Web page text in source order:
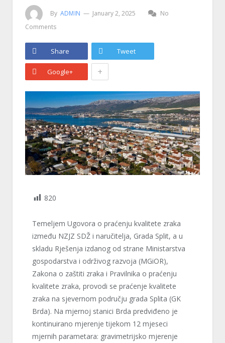
By ADMIN January 2, 2025
No
Comments
Share Tweet
Google+ +
820
Temeljem Ugovora o praćenju kvalitete zraka
između NZJZ SDŽ i naručitelja, Grada Split, a u
skladu Rješenja izdanog od strane Ministarstva
gospodarstva i održivog razvoja (MGiOR),
Zakona o zaštiti zraka i Pravilnika o praćenju
kvalitete zraka, provodi se praćenje kvalitete
zraka na sjevernom području grada Splita (GK
Brda). Na mjernoj stanici Brda predviđeno je
kontinuirano mjerenje tijekom 12 mjeseci
mjernih parametara: gravimetrijsko mjerenje